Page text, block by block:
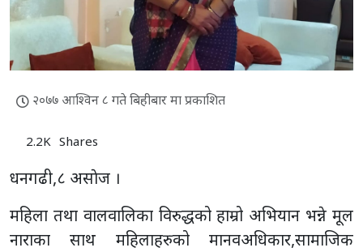
२०७७ आश्विन ८ गते बिहीबार मा प्रकाशित
2.2K Shares
धनगढी,८ असाेज ।
महिला तथा वालवालिका विरुद्धको हाम्रो अभियान भन्ने मूल
नाराका साथ महिलाहरुको मानवअधिकार,सामाजिक